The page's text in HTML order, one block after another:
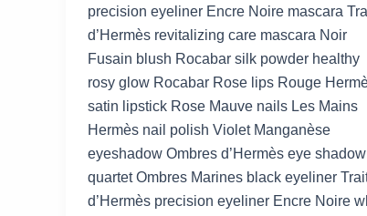
precision eyeliner Encre Noire mascara
d’Hermès revitalizing care mascara Noir
Fusain blush Rocabar silk powder healthy
rosy glow Rocabar Rose lips Rouge
satin lipstick Rose Mauve nails Les Mains
Hermès nail polish Violet Manganèse
eyeshadow Ombres d’Hermès eye shadow
quartet Ombres Marines black eyeliner
d’Hermès precision eyeliner Encre Noire